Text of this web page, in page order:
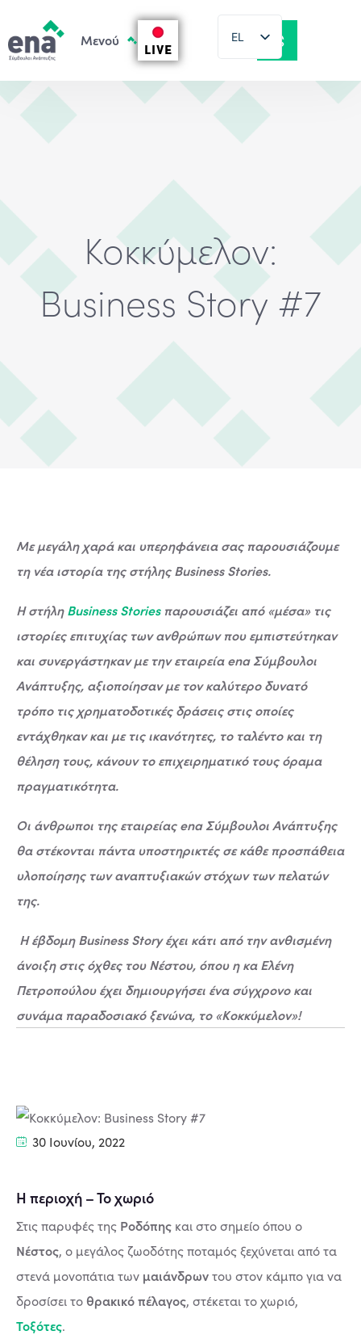
LIVE
EL
EN
Κοκκύμελον:
Business Story #7
Με μεγάλη χαρά και υπερηφάνεια σας παρουσιάζουμε
τη νέα ιστορία της στήλης Business Stories.
Η στήληBusiness Storiesπαρουσιάζει από «μέσα» τις
ιστορίες επιτυχίας των ανθρώπων που εμπιστεύτηκαν
και συνεργάστηκαν με την εταιρεία ena Σύμβουλοι
Ανάπτυξης, αξιοποίησαν με τον καλύτερο δυνατό
τρόπο τις χρηματοδοτικές δράσεις στις οποίες
εντάχθηκαν και με τις ικανότητες, το ταλέντο και τη
θέληση τους, κάνουν το επιχειρηματικό τους όραμα
πραγματικότητα.
Οι άνθρωποι της εταιρείας ena Σύμβουλοι Ανάπτυξης
θα στέκονται πάντα υποστηρικτές σε κάθε προσπάθεια
υλοποίησης των αναπτυξιακών στόχων των πελατών
της.
Η έβδομη Business Story έχει κάτι από την ανθισμένη
άνοιξη στις όχθες του Νέστου, όπου η κα Ελένη
Πετροπούλου έχει δημιουργήσει ένα σύγχρονο και
συνάμα παραδοσιακό ξενώνα, το «Κοκκύμελον»!
30 Ιουνίου, 2022
Η περιοχή – Το χωριό
Στις παρυφές της Ροδόπης και στο σημείο όπου ο
Νέστος, ο μεγάλος ζωοδότης ποταμός ξεχύνεται από τα
στενά μονοπάτια των μαιάνδρωντου στον κάμπο για να
δροσίσει τοθρακικό πέλαγος, στέκεται το χωριό,
Τοξότες.